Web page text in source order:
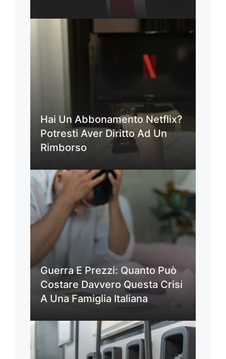
Hai Un Abbonamento Netflix?
Potresti Aver Diritto Ad Un
Rimborso
Guerra E Prezzi: Quanto Può
Costare Davvero Questa Crisi
A Una Famiglia Italiana